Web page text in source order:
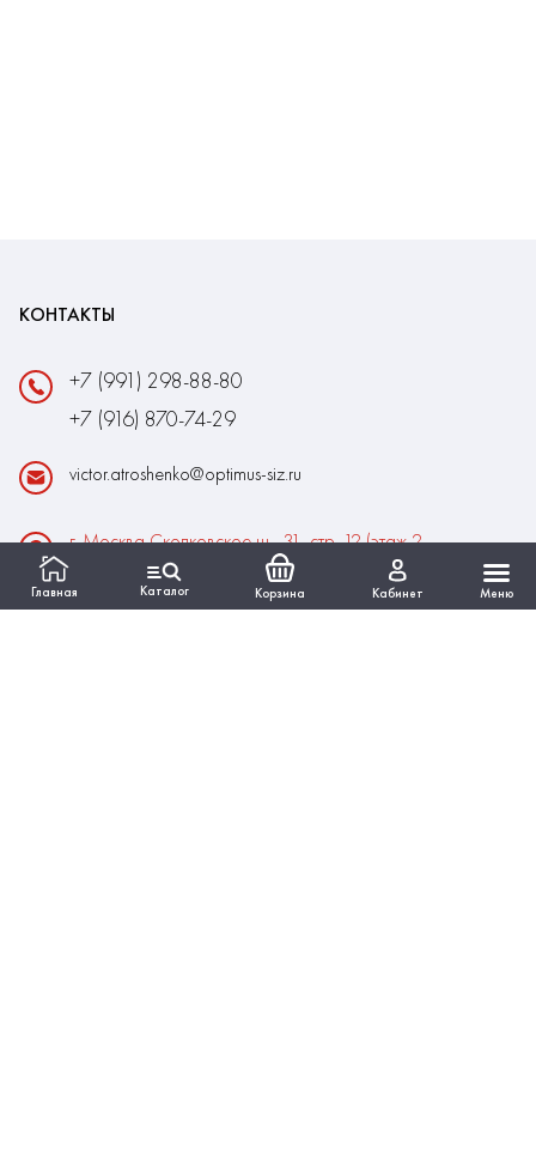
Главная Каталог Корзина Кабинет Меню
КОНТАКТЫ
+7 (991) 298-88-80
+7 (916) 870-74-29
victor.atroshenko@optimus-siz.ru
г. Москва Сколковское ш., 31, стр. 12 (этаж 2,
помещение 22)
Время работы: